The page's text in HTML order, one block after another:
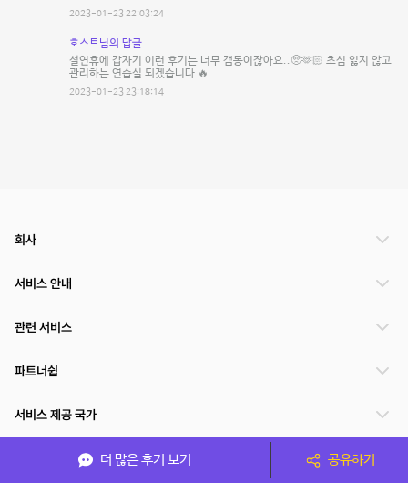
2023-01-23 22:03:24
호스트님의 답글
설연휴에 갑자기 이런 후기는 너무 갬동이잖아요..🥺🫶🏻 초심 잃지 않고
관리하는 연습실 되겠습니다 🔥
2023-01-23 23:18:14
더 많은 후기 보기 공유하기
회사
서비스 안내
관련 서비스
파트너쉽
서비스 제공 국가